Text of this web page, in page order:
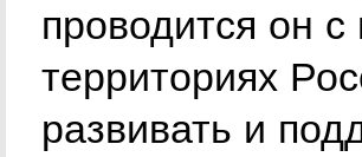
проводится он
территориях
развивать и